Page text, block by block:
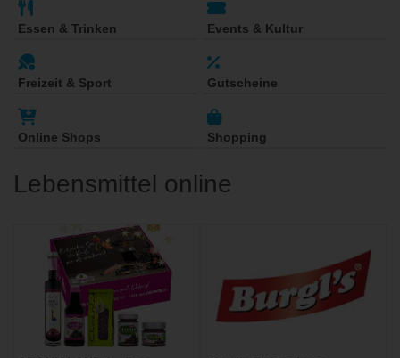
Essen & Trinken Events & Kultur
Freizeit & Sport Gutscheine
Online Shops Shopping
Lebensmittel online